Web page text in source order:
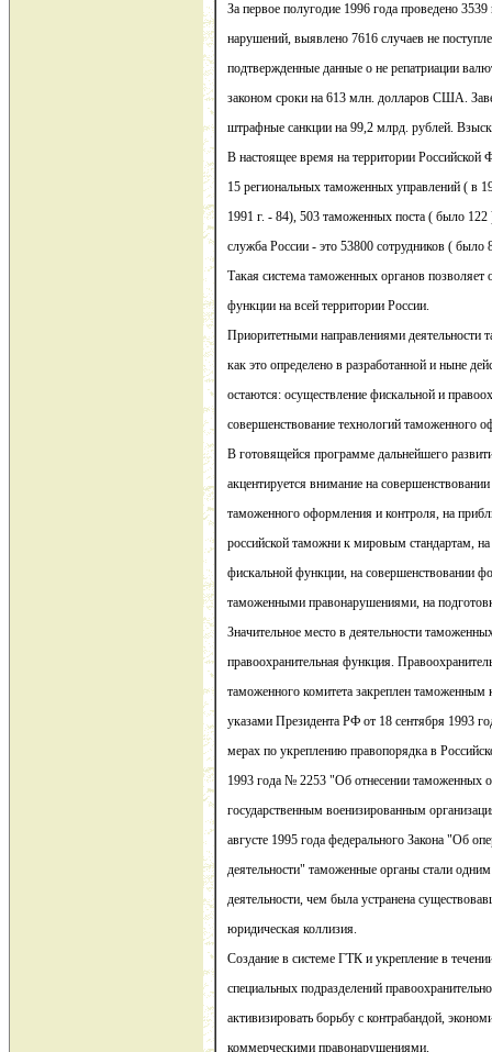
За первое полугодие 1996 года проведено
нарушений, выявлено 7616 случаев не
подтвержденные данные о не репатриации
законом сроки на 613 млн. долларов США.
штрафные санкции на 99,2 млрд. рублей.
В настоящее время на территории Российской
15 региональных таможенных управлений ( в
1991 г. - 84), 503 таможенных поста ( было
служба России - это 53800 сотрудников ( было
Такая система таможенных органов позволяет
функции на всей территории России.
Приоритетными направлениями деятельности
как это определено в разработанной и ныне
остаются: осуществление фискальной и
совершенствование технологий таможенного
В готовящейся программе дальнейшего
акцентируется внимание на
таможенного оформления и контроля, на
российской таможни к мировым стандартам,
фискальной функции, на совершенствовании
таможенными правонарушениями, на
Значительное место в деятельности
правоохранительная функция.
таможенного комитета закреплен таможенным
указами Президента РФ от 18 сентября 1993
мерах по укреплению правопорядка в
1993 года № 2253 "Об отнесении таможенных
государственным военизированным
августе 1995 года федерального Закона "Об
деятельности" таможенные органы стали
деятельности, чем была устранена
юридическая коллизия.
Создание в системе ГТК и укрепление в
специальных подразделений
активизировать борьбу с контрабандой,
коммерческими правонарушениями.